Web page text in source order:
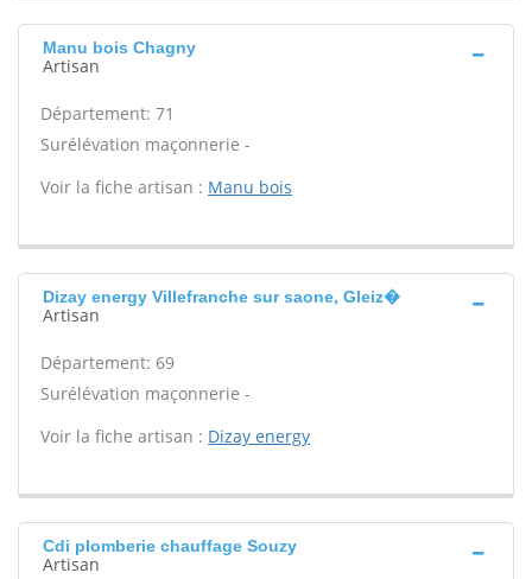
Manu bois Chagny
Artisan
Département: 71
Surélévation maçonnerie -
Voir la fiche artisan : Manu bois
Dizay energy Villefranche sur saone, Gleiz�
Artisan
Département: 69
Surélévation maçonnerie -
Voir la fiche artisan : Dizay energy
Cdi plomberie chauffage Souzy
Artisan